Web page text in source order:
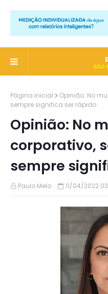
Página inicial
Opinião: No
sempre significa ser rápido
Opinião: No
corporativo,
sempre
Paulo Melo 11/04/2022